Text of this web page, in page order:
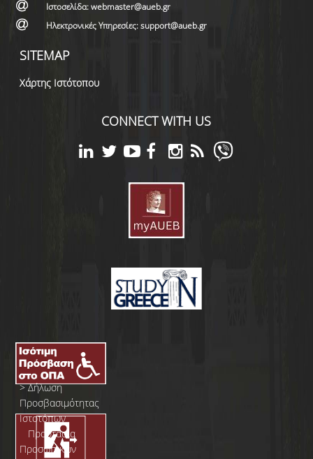
Ιστοσελίδα: webmaster@aueb.gr
Ηλεκτρονικές Υπηρεσίες: support@aueb.gr
SITEMAP
Χάρτης Ιστότοπου
CONNECT WITH US
>Δήλωση
Προσβασιμότητας
Ιστοτόπων
Προστασία
Προσωπικών